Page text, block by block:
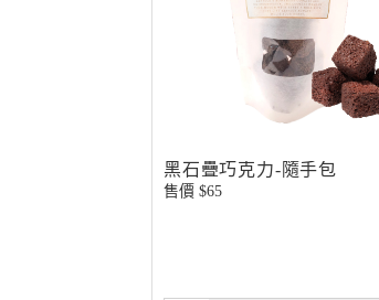
黑石疊巧克力-隨手包
售價 $65